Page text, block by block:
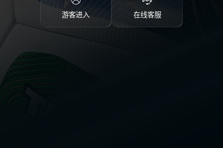
游客进入 在线客服